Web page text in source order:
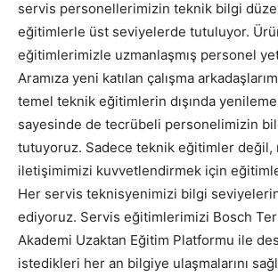
servis personellerimizin teknik bilgi
eğitimlerle üst seviyelerde tutuluyor.
eğitimlerimizle uzmanlaşmış personel
Aramıza yeni katılan çalışma
temel teknik eğitimlerin dışında
sayesinde de tecrübeli personelimizin
tutuyoruz. Sadece teknik eğitimler değil,
iletişimimizi kuvvetlendirmek için
Her servis teknisyenimizi bilgi
ediyoruz. Servis eğitimlerimizi Bosch
Akademi Uzaktan Eğitim Platformu ile
istedikleri her an bilgiye ulaşmalarını